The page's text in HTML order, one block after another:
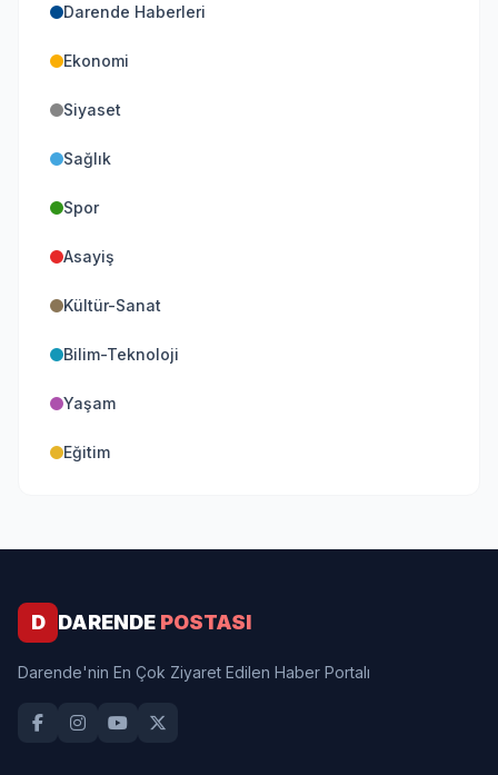
Darende Haberleri
Ekonomi
Siyaset
Sağlık
Spor
Asayiş
Kültür-Sanat
Bilim-Teknoloji
Yaşam
Eğitim
D DARENDE POSTASI
Darende'nin En Çok Ziyaret Edilen Haber Portalı